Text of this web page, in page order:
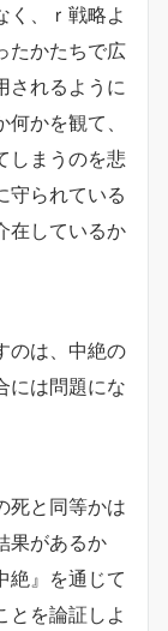
く、ｒ戦略よ
たかたちで広
されるように
かを観て、
しまうのを悲
守られている
在しているか
のは、中絶の
には問題にな
死と同等かは
果があるか
絶』を通じて
とを論証しよ